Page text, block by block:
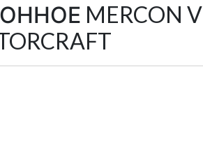
MERCON V